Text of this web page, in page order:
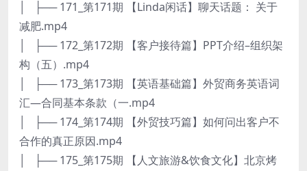
│ ├── 171_第171期 【Linda闲话】聊天话题： 关于
减肥.mp4
│ ├── 172_第172期 【客户接待篇】PPT介绍–组织架
构（五）.mp4
│ ├── 173_第173期 【英语基础篇】外贸商务英语词
汇—合同基本条款（一.mp4
│ ├── 174_第174期 【外贸技巧篇】如何问出客户不
合作的真正原因.mp4
│ ├── 175_第175期 【人文旅游&饮食文化】北京烤